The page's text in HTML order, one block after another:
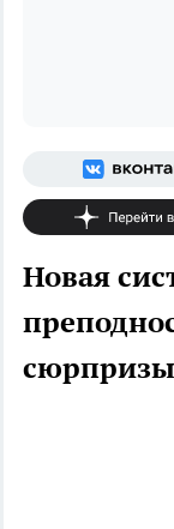
Новая
сюрпризы